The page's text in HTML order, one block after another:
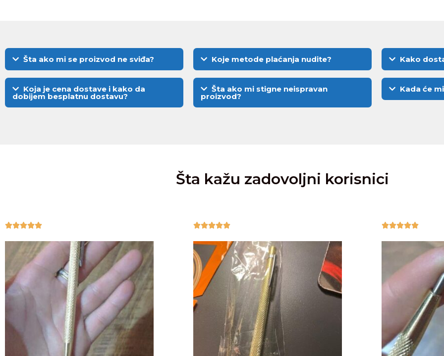
Šta ako mi se proizvod ne sviđa?
Koja je cena dostave i kako da
dobijem besplatnu dostavu?
Koje metode plaćanja nudite?
Šta ako mi stigne neispravan
proizvod?
Kako
Kada će
Šta kažu zadovoljni korisnici
  